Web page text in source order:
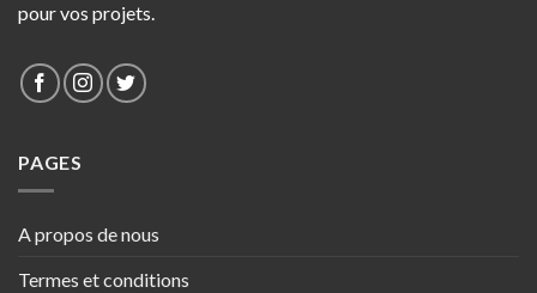
pour vos projets.
PAGES
A propos de nous
Termes et conditions